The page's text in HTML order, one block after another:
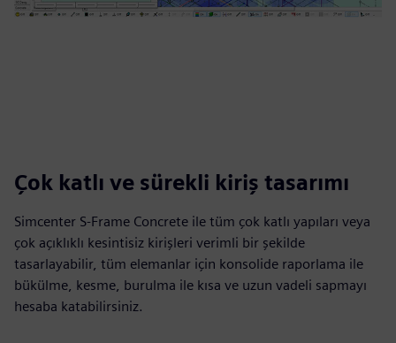
Çok katlı ve sürekli kiriş tasarımı
Simcenter S-Frame Concrete ile tüm çok katlı yapıları veya
çok açıklıklı kesintisiz kirişleri verimli bir şekilde
tasarlayabilir, tüm elemanlar için konsolide raporlama ile
bükülme, kesme, burulma ile kısa ve uzun vadeli sapmayı
hesaba katabilirsiniz.